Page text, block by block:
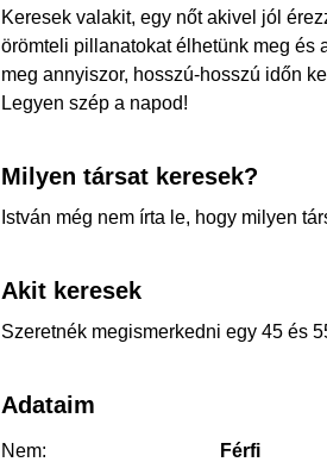
Keresek valakit, egy nőt akivel jól
örömteli pillanatokat élhetünk meg és
meg annyiszor, hosszú-hosszú időn
Legyen szép a napod!
Milyen társat keresek?
István még nem írta le, hogy milyen
Akit keresek
Szeretnék megismerkedni egy 45 és
Adataim
Nem:
Férfi